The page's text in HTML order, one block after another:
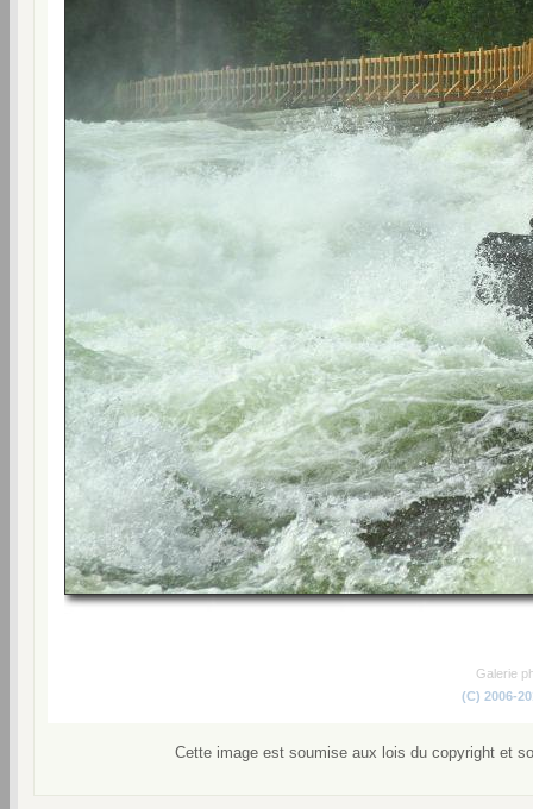
Galerie
(C) 2006-
Cette image est soumise aux lois du copyright et